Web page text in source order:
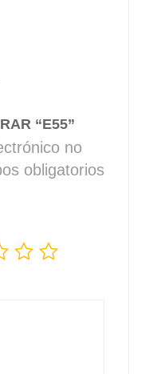
“E55”
no
obligatorios